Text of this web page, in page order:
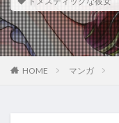
HOME マンガ